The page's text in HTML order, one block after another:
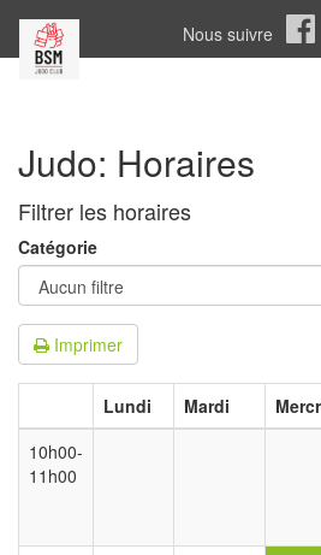
Nous suivre
Judo: Horaires
Filtrer les horaires
Catégorie
Imprimer
Lundi Mardi
10h00-
11h00